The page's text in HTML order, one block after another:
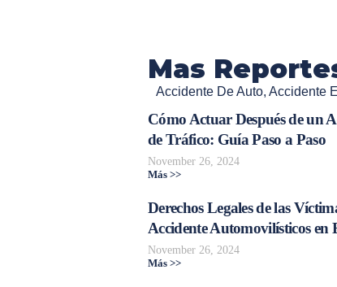
Mas
Accidente De Auto, Accidente
Cómo Actuar Después de un
de Tráfico: Guía Paso a Paso
November 26, 2024
Más >>
Derechos Legales de las
Accidente Automovilísticos en
November 26, 2024
Más >>